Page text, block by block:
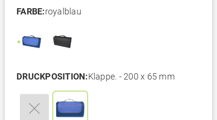
FARBE:royalblau
DRUCKPOSITION:Klappe. - 200 x 65 mm